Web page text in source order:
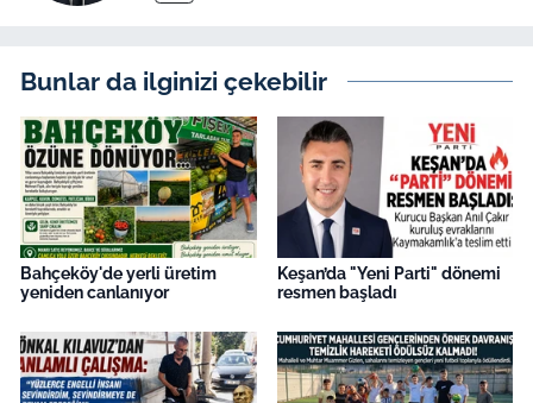
Bunlar da ilginizi çekebilir
Bahçeköy'de yerli üretim
yeniden canlanıyor
Keşan’da "Yeni Parti" dönemi
resmen başladı